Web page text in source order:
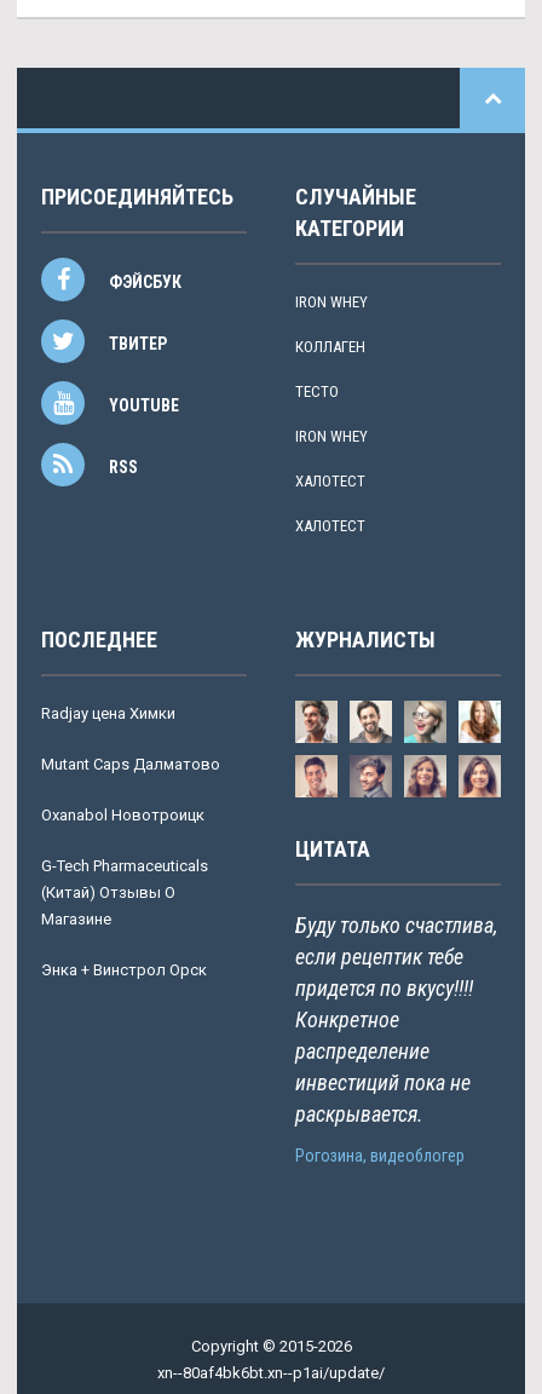
ПРИСОЕДИНЯЙТЕСЬ
ФЭЙСБУК
ТВИТЕР
YOUTUBE
RSS
СЛУЧАЙНЫЕ
КАТЕГОРИИ
IRON WHEY
КОЛЛАГЕН
ТЕСТО
IRON WHEY
ХАЛОТЕСТ
ХАЛОТЕСТ
ПОСЛЕДНЕЕ
Radjay цена Химки
Mutant Caps Далматово
Oxanabol Новотроицк
G-Tech Pharmaceuticals
(Китай) Отзывы О
Магазине
Энка + Винстрол Орск
ЖУРНАЛИСТЫ
ЦИТАТА
Буду только счастлива,
если рецептик тебе
придется по вкусу!!!!
Конкретное
распределение
инвестиций пока не
раскрывается.
Рогозина, видеоблогер
Copyright © 2015-2026
xn--80af4bk6bt.xn--p1ai/update/